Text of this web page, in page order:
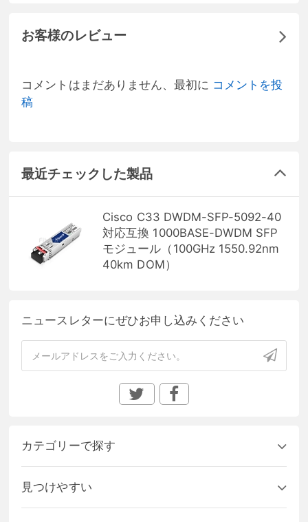
お客様のレビュー
コメントはまだありません、最初に コメントを投
稿
最近チェックした製品
Cisco C33 DWDM-SFP-5092-40
対応互換 1000BASE-DWDM SFP
モジュール（100GHz 1550.92nm
40km DOM）
ニュースレターにぜひお申し込みください
カテゴリーで探す
見つけやすい